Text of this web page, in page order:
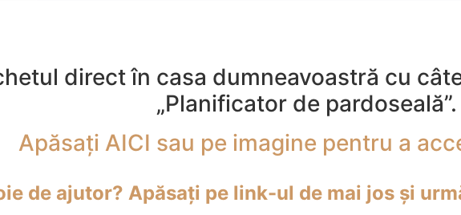
direct în casa dumneavoastră cu
„Planificator de pardoseală”.
Apăsați AICI sau pe imagine pentru a
de ajutor? Apăsați pe link-ul de mai jos și